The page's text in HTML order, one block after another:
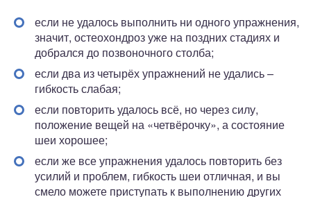
если не удалось выполнить ни одного упражнения,
значит, остеохондроз уже на поздних стадиях и
добрался до позвоночного столба;
если два из четырёх упражнений не удались –
гибкость слабая;
если повторить удалось всё, но через силу,
положение вещей на «четвёрочку», а состояние
шеи хорошее;
если же все упражнения удалось повторить без
усилий и проблем, гибкость шеи отличная, и вы
смело можете приступать к выполнению других